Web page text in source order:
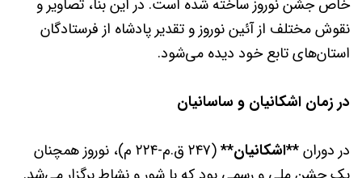
خاص جشن نوروز ساخته شده است. در این بنا، تصاویر و
نقوش مختلف از آئین نوروز و تقدیر پادشاه از فرستادگان
استان‌های تابع خود دیده می‌شود.
در زمان اشکانیان و ساسانیان
در دوران**اشکانیان**
(۲۴۷ ق.م-۲۲۴ م)، نوروز همچنان